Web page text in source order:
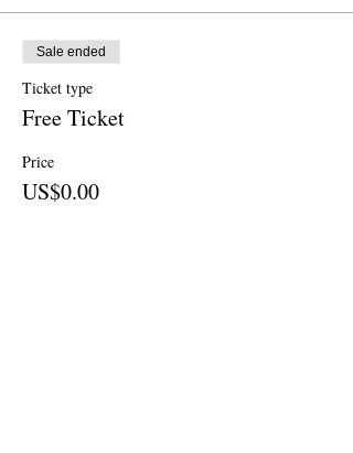
Sale ended
Ticket type
Free Ticket
Price
US$0.00